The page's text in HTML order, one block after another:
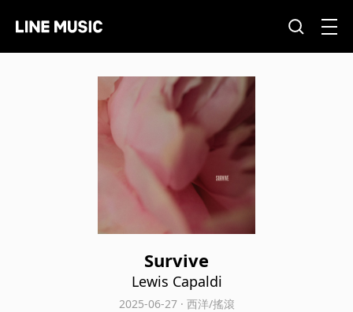
Survive
Lewis Capaldi
2025-06-27 · 西洋/搖滾